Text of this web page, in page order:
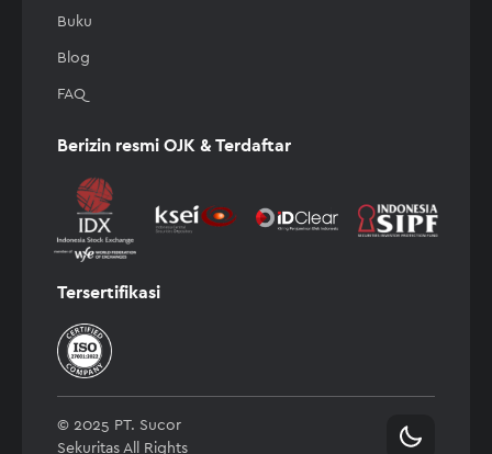
Buku
Blog
FAQ
Berizin resmi OJK & Terdaftar
Tersertifikasi
© 2025 PT. Sucor
Sekuritas All Rights